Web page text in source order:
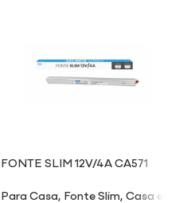
FONTE SLIM 12V/4A CA571
Para Casa, Fonte Slim,Casa e